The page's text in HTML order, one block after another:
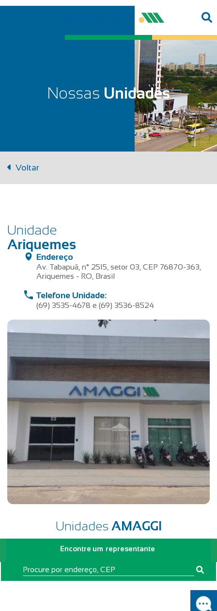
Nossas Unidades
Voltar
Unidade
Ariquemes
Endereço
Av. Tabapuã, n° 2515, setor 03, CEP 76870-363,
Ariquemes - RO, Brasil
Telefone Unidade:
(69) 3535-4678 e (69) 3536-8524
Unidades AMAGGI
Encontre um representante